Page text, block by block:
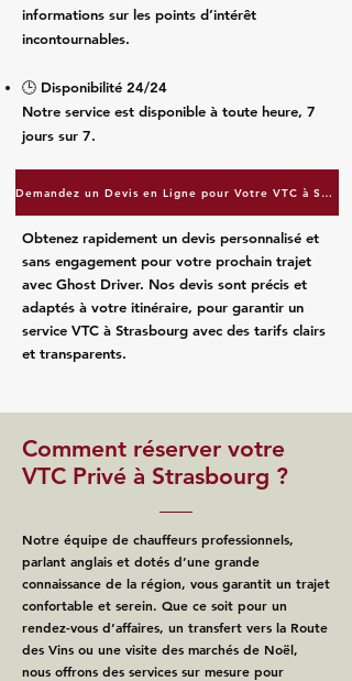
informations sur les points d’intérêt
incontournables.
🕒 Disponibilité 24/24
Notre service est disponible à toute heure, 7
jours sur 7.
Demandez un Devis en Ligne pour Votre VTC à Strasbourg
Obtenez rapidement un devis personnalisé et
sans engagement pour votre prochain trajet
avec Ghost Driver. Nos devis sont précis et
adaptés à votre itinéraire, pour garantir un
service VTC à Strasbourg avec des tarifs clairs
et transparents.
Comment réserver votre
VTC Privé à Strasbourg ?
Notre équipe de chauffeurs professionnels,
parlant anglais et dotés d’une grande
connaissance de la région, vous garantit un trajet
confortable et serein. Que ce soit pour un
rendez-vous d’affaires, un transfert vers la Route
des Vins ou une visite des marchés de Noël,
nous offrons des services sur mesure pour